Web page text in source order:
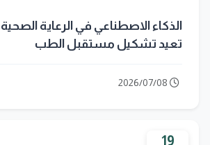
الذكاء الاصطناعي في الرعاية
تعيد تشكيل مستقبل الطب
19